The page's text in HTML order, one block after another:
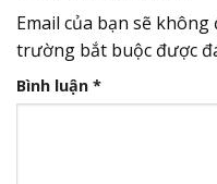
Email của bạn sẽ
trường bắt buộc được
Bình luận *